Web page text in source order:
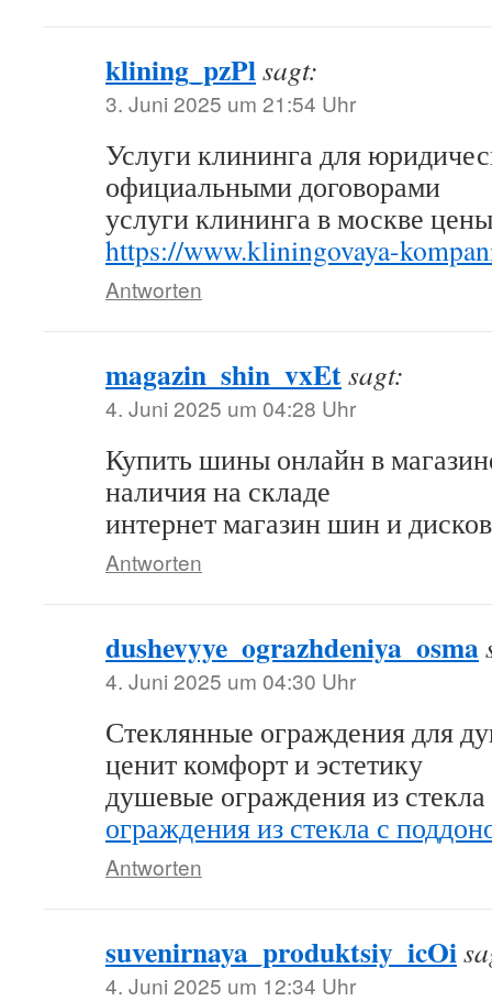
klining_pzPlsagt:
3. Juni 2025 um 21:54 Uhr
Услуги клининга для
официальными договорами
услуги клининга в москве
https://www.kliningovaya-
Antworten
magazin_shin_vxEtsagt:
4. Juni 2025 um 04:28 Uhr
Купить шины онлайн в
наличия на складе
интернет магазин шин и
Antworten
dushevyye_ograzhdeniya_osma
4. Juni 2025 um 04:30 Uhr
Стеклянные ограждения для
ценит комфорт и эстетику
душевые ограждения из
ограждения из стекла с
Antworten
suvenirnaya_produktsiy_icOi
4. Juni 2025 um 12:34 Uhr